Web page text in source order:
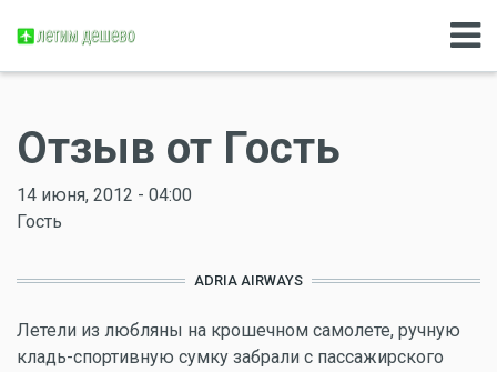
Отзыв от Гость
14 июня, 2012 - 04:00
Гость
ADRIA AIRWAYS
Летели из любляны на крошечном самолете, ручную
кладь-спортивную сумку забрали с пассажирского